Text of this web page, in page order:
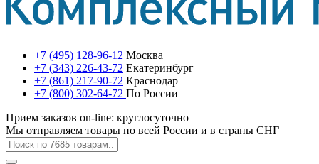
+7 (495) 128-96-12 Москва
+7 (343) 226-43-72 Екатеринбург
+7 (861) 217-90-72 Краснодар
+7 (800) 302-64-72 По России
Прием заказов on-line: круглосуточно
Мы отправляем товары по всей России и в страны СНГ